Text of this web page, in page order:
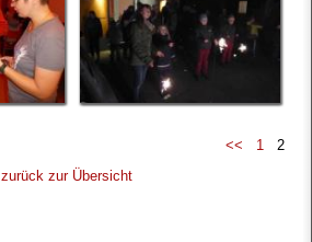
<< 1 2
zurück zur Übersicht